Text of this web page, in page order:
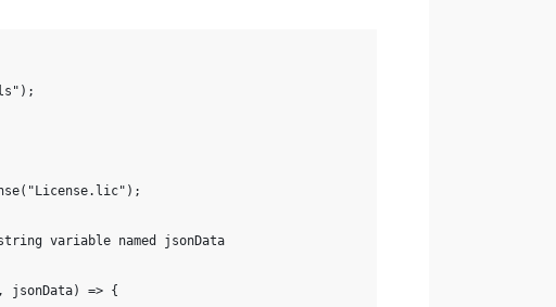
variable named jsonData
=> {